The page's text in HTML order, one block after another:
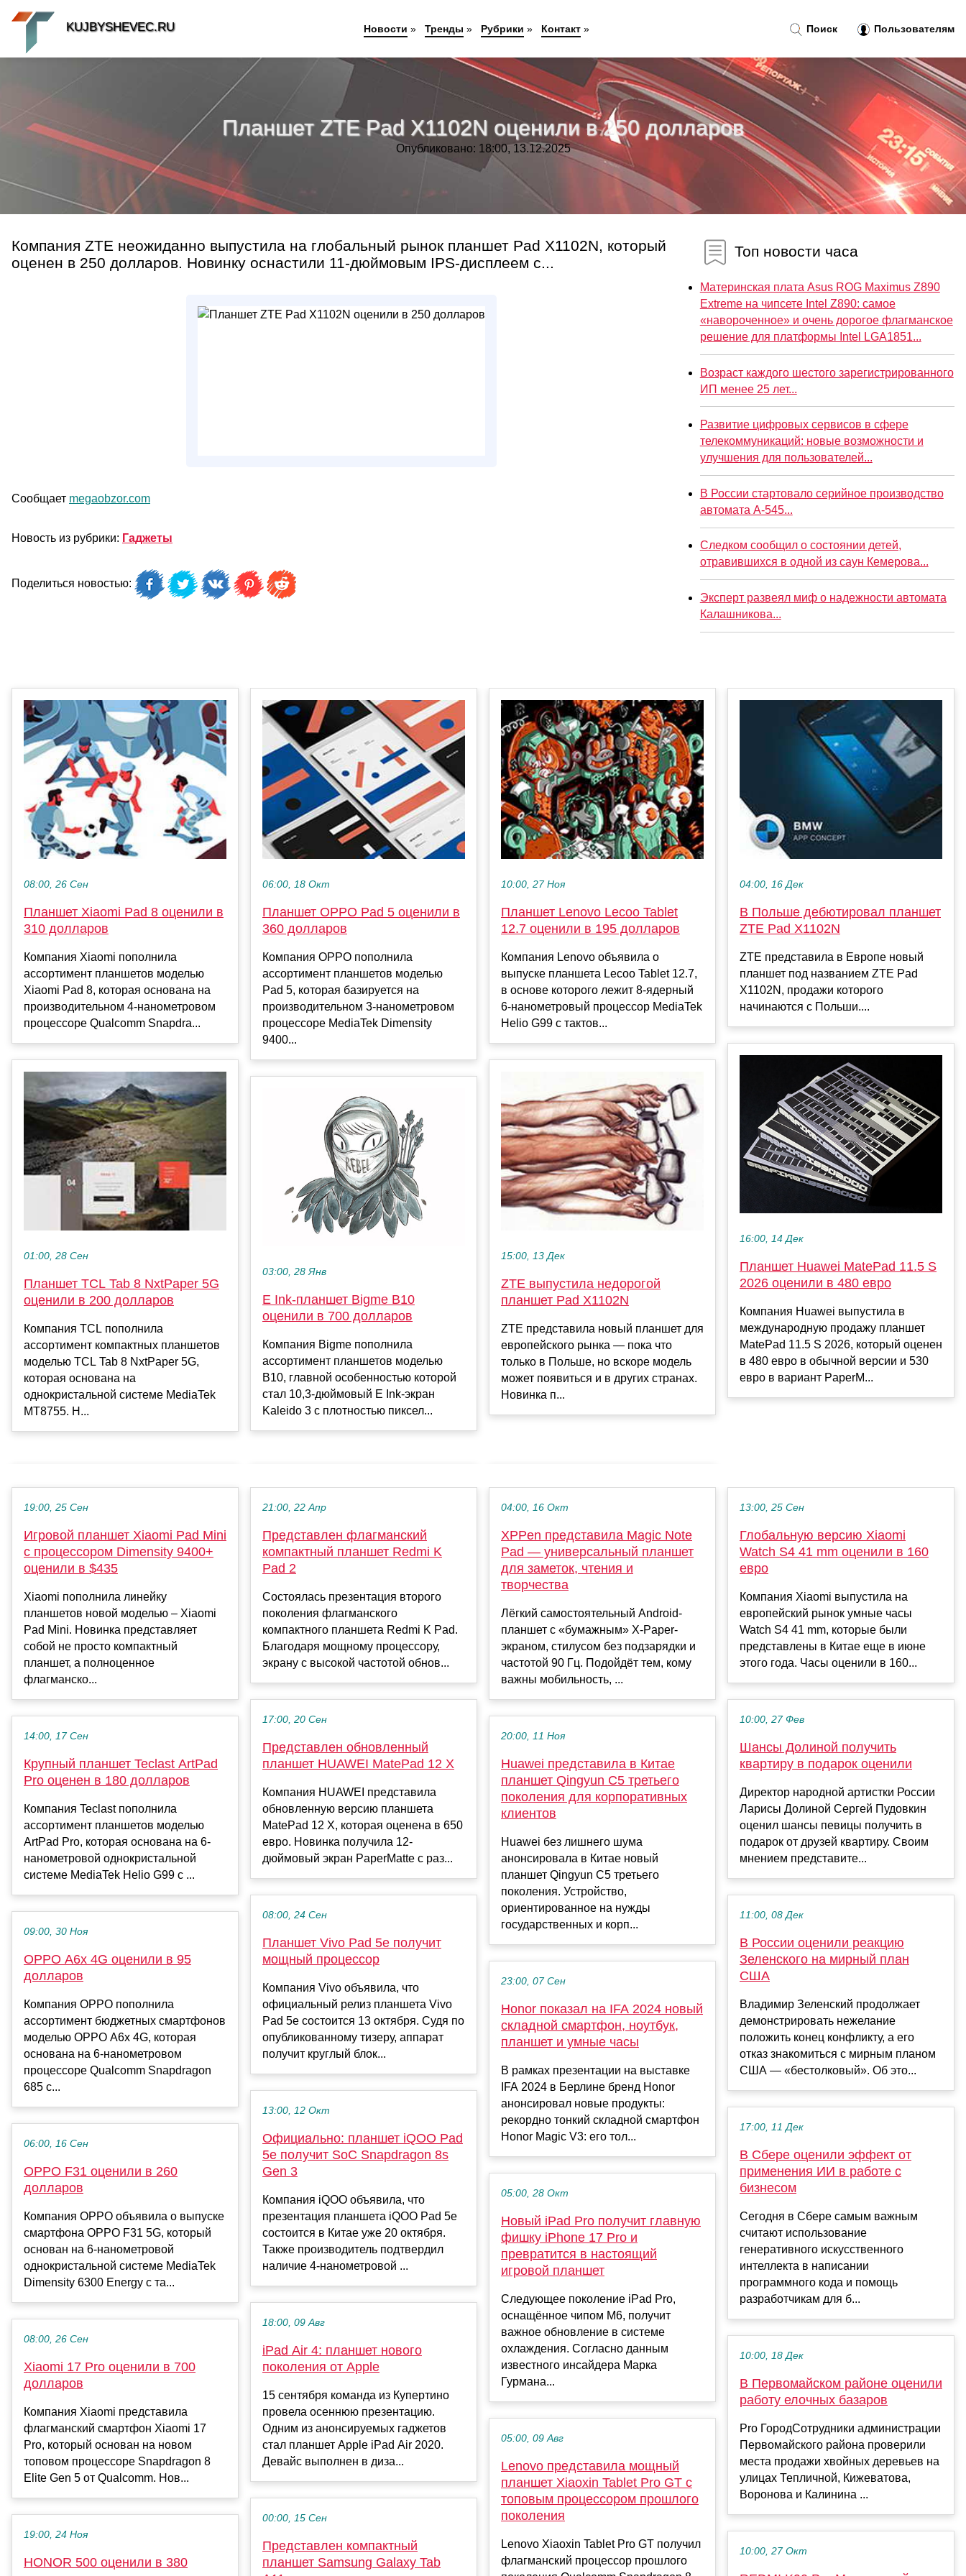
Планшет ZTE Pad X1102N оценили в 250 долларов
Опубликовано: 18:00, 13.12.2025
Компания ZTE неожиданно выпустила на глобальный рынок планшет Pad X1102N, который
оценен в 250 долларов. Новинку оснастили 11-дюймовым IPS-дисплеем с...
Сообщает megaobzor.com
Новость из рубрики: Гаджеты
Поделиться новостью:
Топ новости часа
Материнская плата Asus ROG Maximus Z890
Extreme на чипсете Intel Z890: самое
«навороченное» и очень дорогое флагманское
решение для платформы Intel LGA1851...
Возраст каждого шестого зарегистрированного
ИП менее 25 лет...
Развитие цифровых сервисов в сфере
телекоммуникаций: новые возможности и
улучшения для пользователей...
В России стартовало серийное производство
автомата А-545...
Следком сообщил о состоянии детей,
отравившихся в одной из саун Кемерова...
Эксперт развеял миф о надежности автомата
Калашникова...
08:00, 26 Сен
Планшет Xiaomi Pad 8 оценили в
310 долларов
Компания Xiaomi пополнила
ассортимент планшетов моделью
Xiaomi Pad 8, которая основана на
производительном 4-нанометровом
процессоре Qualcomm Snapdra...
01:00, 28 Сен
Планшет TCL Tab 8 NxtPaper 5G
оценили в 200 долларов
Компания TCL пополнила
ассортимент компактных планшетов
моделью TCL Tab 8 NxtPaper 5G,
которая основана на
однокристальной системе MediaTek
MT8755. Н...
06:00, 18 Окт
Планшет OPPO Pad 5 оценили в
360 долларов
Компания OPPO пополнила
ассортимент планшетов моделью
Pad 5, которая базируется на
производительном 3-нанометровом
процессоре MediaTek Dimensity
9400...
03:00, 28 Янв
E Ink-планшет Bigme B10
оценили в 700 долларов
Компания Bigme пополнила
ассортимент планшетов моделью
B10, главной особенностью которой
стал 10,3-дюймовый E Ink-экран
Kaleido 3 с плотностью пиксел...
10:00, 27 Ноя
Планшет Lenovo Lecoo Tablet
12.7 оценили в 195 долларов
Компания Lenovo объявила о
выпуске планшета Lecoo Tablet 12.7,
в основе которого лежит 8-ядерный
6-нанометровый процессор MediaTek
Helio G99 с тактов...
15:00, 13 Дек
ZTE выпустила недорогой
планшет Pad X1102N
ZTE представила новый планшет для
европейского рынка — пока что
только в Польше, но вскоре модель
может появиться и в других странах.
Новинка п...
04:00, 16 Дек
В Польше дебютировал планшет
ZTE Pad X1102N
ZTE представила в Европе новый
планшет под названием ZTE Pad
X1102N, продажи которого
начинаются с Польши....
16:00, 14 Дек
Планшет Huawei MatePad 11.5 S
2026 оценили в 480 евро
Компания Huawei выпустила в
международную продажу планшет
MatePad 11.5 S 2026, который оценен
в 480 евро в обычной версии и 530
евро в вариант PaperM...
19:00, 25 Сен
Игровой планшет Xiaomi Pad Mini
с процессором Dimensity 9400+
оценили в $435
Xiaomi пополнила линейку
планшетов новой моделью – Xiaomi
Pad Mini. Новинка представляет
собой не просто компактный
планшет, а полноценное
флагманско...
14:00, 17 Сен
Крупный планшет Teclast ArtPad
Pro оценен в 180 долларов
Компания Teclast пополнила
ассортимент планшетов моделью
ArtPad Pro, которая основана на 6-
нанометровой однокристальной
системе MediaTek Helio G99 с ...
09:00, 30 Ноя
OPPO A6x 4G оценили в 95
долларов
Компания OPPO пополнила
ассортимент бюджетных смартфонов
моделью OPPO A6x 4G, которая
основана на 6-нанометровом
процессоре Qualcomm Snapdragon
685 с...
06:00, 16 Сен
OPPO F31 оценили в 260
долларов
Компания OPPO объявила о выпуске
смартфона OPPO F31 5G, который
основан на 6-нанометровой
однокристальной системе MediaTek
Dimensity 6300 Energy с та...
08:00, 26 Сен
Xiaomi 17 Pro оценили в 700
долларов
Компания Xiaomi представила
флагманский смартфон Xiaomi 17
Pro, который основан на новом
топовом процессоре Snapdragon 8
Elite Gen 5 от Qualcomm. Нов...
19:00, 24 Ноя
HONOR 500 оценили в 380
21:00, 22 Апр
Представлен флагманский
компактный планшет Redmi K
Pad 2
Состоялась презентация второго
поколения флагманского
компактного планшета Redmi K Pad.
Благодаря мощному процессору,
экрану с высокой частотой обнов...
17:00, 20 Сен
Представлен обновленный
планшет HUAWEI MatePad 12 X
Компания HUAWEI представила
обновленную версию планшета
MatePad 12 X, которая оценена в 650
евро. Новинка получила 12-
дюймовый экран PaperMatte с раз...
08:00, 24 Сен
Планшет Vivo Pad 5e получит
мощный процессор
Компания Vivo объявила, что
официальный релиз планшета Vivo
Pad 5e состоится 13 октября. Судя по
опубликованному тизеру, аппарат
получит круглый блок...
13:00, 12 Окт
Официально: планшет iQOO Pad
5e получит SoC Snapdragon 8s
Gen 3
Компания iQOO объявила, что
презентация планшета iQOO Pad 5e
состоится в Китае уже 20 октября.
Также производитель подтвердил
наличие 4-нанометровой ...
18:00, 09 Авг
iPad Air 4: планшет нового
поколения от Apple
15 сентября команда из Купертино
провела осеннюю презентацию.
Одним из анонсируемых гаджетов
стал планшет Apple iPad Air 2020.
Девайс выполнен в диза...
00:00, 15 Сен
Представлен компактный
планшет Samsung Galaxy Tab
04:00, 16 Окт
XPPen представила Magic Note
Pad — универсальный планшет
для заметок, чтения и
творчества
Лёгкий самостоятельный Android-
планшет с «бумажным» X-Paper-
экраном, стилусом без подзарядки и
частотой 90 Гц. Подойдёт тем, кому
важны мобильность, ...
20:00, 11 Ноя
Huawei представила в Китае
планшет Qingyun C5 третьего
поколения для корпоративных
клиентов
Huawei без лишнего шума
анонсировала в Китае новый
планшет Qingyun C5 третьего
поколения. Устройство,
ориентированное на нужды
государственных и корп...
23:00, 07 Сен
Honor показал на IFA 2024 новый
складной смартфон, ноутбук,
планшет и умные часы
В рамках презентации на выставке
IFA 2024 в Берлине бренд Honor
анонсировал новые продукты:
рекордно тонкий складной смартфон
Honor Magic V3: его тол...
05:00, 28 Окт
Новый iPad Pro получит главную
фишку iPhone 17 Pro и
превратится в настоящий
игровой планшет
Следующее поколение iPad Pro,
оснащённое чипом M6, получит
важное обновление в системе
охлаждения. Согласно данным
известного инсайдера Марка
Гурмана...
05:00, 09 Авг
Lenovo представила мощный
планшет Xiaoxin Tablet Pro GT с
топовым процессором прошлого
поколения
Lenovo Xiaoxin Tablet Pro GT получил
флагманский процессор прошлого
13:00, 25 Сен
Глобальную версию Xiaomi
Watch S4 41 mm оценили в 160
евро
Компания Xiaomi выпустила на
европейский рынок умные часы
Watch S4 41 mm, которые были
представлены в Китае еще в июне
этого года. Часы оценили в 160...
10:00, 27 Фев
Шансы Долиной получить
квартиру в подарок оценили
Директор народной артистки России
Ларисы Долиной Сергей Пудовкин
оценил шансы певицы получить в
подарок от друзей квартиру. Своим
мнением представите...
11:00, 08 Дек
В России оценили реакцию
Зеленского на мирный план
США
Владимир Зеленский продолжает
демонстрировать нежелание
положить конец конфликту, а его
отказ знакомиться с мирным планом
США — «бестолковый». Об это...
17:00, 11 Дек
В Сбере оценили эффект от
применения ИИ в работе с
бизнесом
Сегодня в Сбере самым важным
считают использование
генеративного искусственного
интеллекта в написании
программного кода и помощь
разработчикам для б...
10:00, 18 Дек
В Первомайском районе оценили
работу елочных базаров
Pro ГородСотрудники администрации
Первомайского района проверили
места продажи хвойных деревьев на
улицах Тепличной, Кижеватова,
Воронова и Калинина ...
10:00, 27 Окт
Поиск Пользователям
KUJBYSHEVEC.RU Новости » Тренды » Рубрики » Контакт»